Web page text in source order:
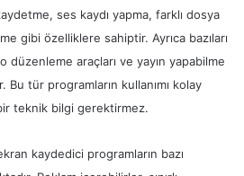
ses kaydı yapma, farklı dosya
gibi özelliklere sahiptir. Ayrıca bazıları
düzenleme araçları ve yayın yapabilme
tür programların kullanımı kolay
teknik bilgi gerektirmez.
kaydedici programların bazı